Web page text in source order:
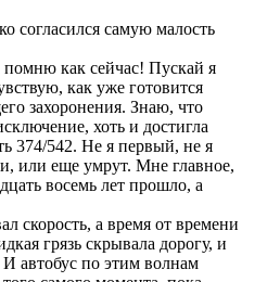
согласился самую малость
как сейчас! Пускай я
как уже готовится
захоронения. Знаю, что
хоть и достигла
374/542. Не я первый, не я
или еще умрут. Мне главное,
восемь лет прошло, а
скорость, а время от времени
грязь скрывала дорогу, и
автобус по этим волнам